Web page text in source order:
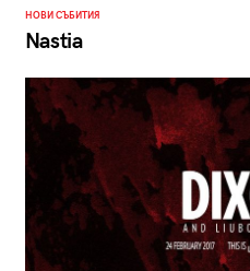
НОВИ СЪБИТИЯ
Nastia